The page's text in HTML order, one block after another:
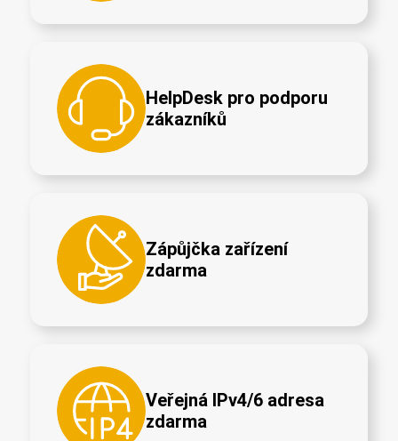
HelpDesk pro podporu
zákazníků
Zápůjčka zařízení
zdarma
Veřejná IPv4/6 adresa
zdarma